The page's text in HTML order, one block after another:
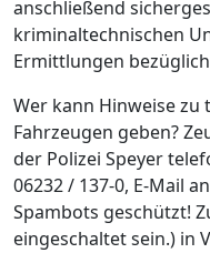
anschließend
kriminaltechnischen
Ermittlungen
Wer kann Hinweise
Fahrzeugen geben?
der Polizei Speyer
06232 / 137-0, E-Mail an
Spambots geschützt!
eingeschaltet sein.) in